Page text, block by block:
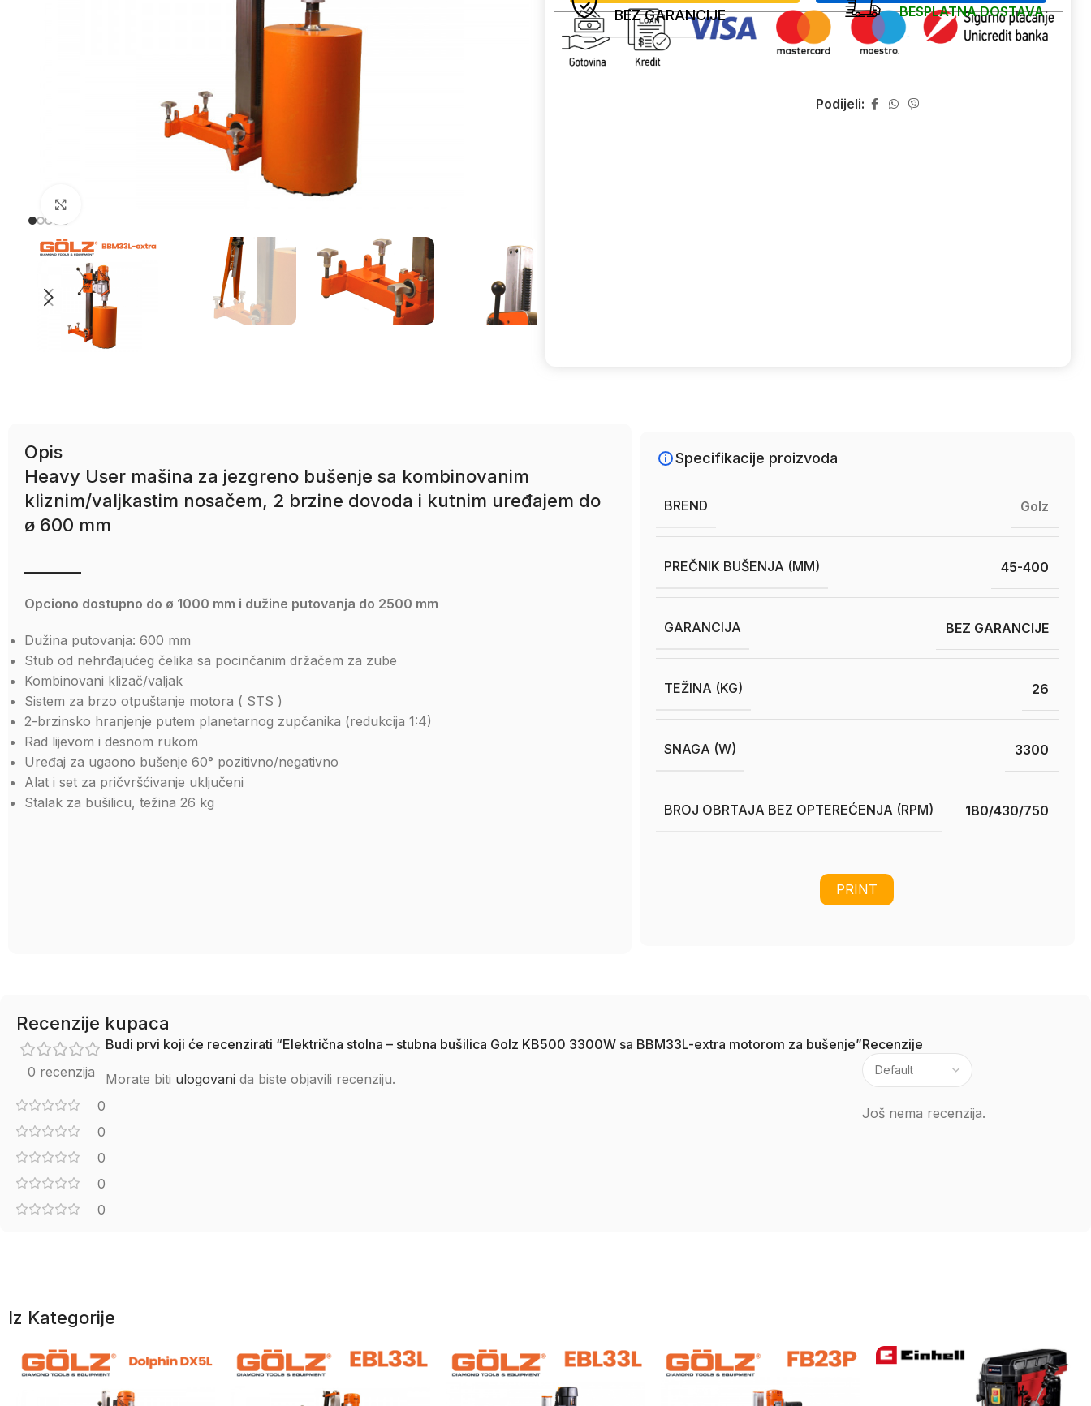
BEZ GARANCIJE BESPLATNA DOSTAVA
Podijeli:
Opis
Heavy User mašina za jezgreno bušenje sa kombinovanim
kliznim/valjkastim nosačem, 2 brzine dovoda i kutnim uređajem do
ø 600 mm
Opciono dostupno do ø 1000 mm i dužine putovanja do 2500 mm
Dužina putovanja: 600 mm
Stub od nehrđajućeg čelika sa pocinčanim držačem za zube
Kombinovani klizač/valjak
Sistem za brzo otpuštanje motora ( STS )
2-brzinsko hranjenje putem planetarnog zupčanika (redukcija 1:4)
Rad lijevom i desnom rukom
Uređaj za ugaono bušenje 60° pozitivno/negativno
Alat i set za pričvršćivanje uključeni
Stalak za bušilicu, težina 26 kg
Specifikacije proizvoda
BREND Golz
PREČNIK BUŠENJA (MM) 45-400
GARANCIJA BEZ GARANCIJE
TEŽINA (KG) 26
SNAGA (W) 3300
BROJ OBRTAJA BEZ OPTEREĆENJA (RPM) 180/430/750
PRINT
Recenzije kupaca
0 recenzija
0
0
0
0
0
Recenzije
Još nema recenzija.
Budi prvi koji će recenzirati “Električna stolna – stubna bušilica Golz KB500 3300W sa BBM33L-extra motorom za bušenje”
Morate biti ulogovani da biste objavili recenziju.
Iz Kategorije